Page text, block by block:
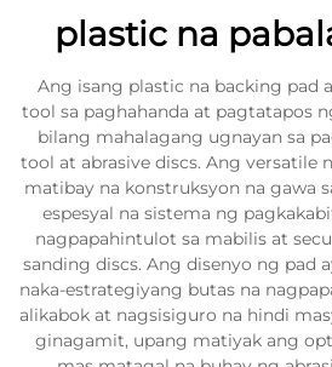
plastic na
Ang isang plastic na backing pad
tool sa paghahanda at pagtatapos
bilang mahalagang ugnayan sa
tool at abrasive discs. Ang versatile
matibay na konstruksyon na gawa
espesyal na sistema ng
nagpapahintulot sa mabilis at
sanding discs. Ang disenyo ng pad
naka-estrategiyang butas na
alikabok at nagsisiguro na hindi
ginagamit, upang matiyak ang